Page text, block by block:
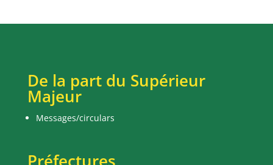
De la part du Supérieur
Majeur
Messages/circulars